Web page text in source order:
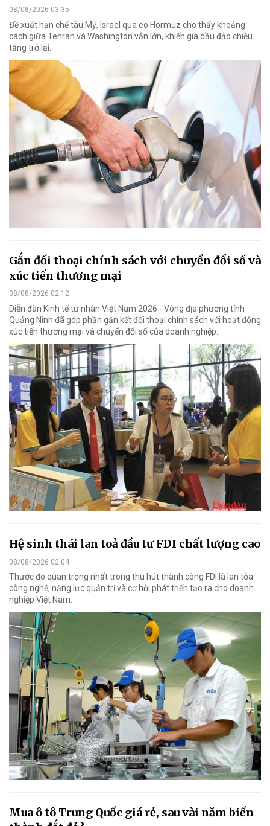
08/08/2026 03:35
Đề xuất hạn chế tàu Mỹ, Israel qua eo Hormuz cho thấy khoảng
cách giữa Tehran và Washington vẫn lớn, khiến giá dầu đảo chiều
tăng trở lại.
Gắn đối thoại chính sách với chuyển đổi số và
xúc tiến thương mại
08/08/2026 02:12
Diễn đàn Kinh tế tư nhân Việt Nam 2026 - Vòng địa phương tỉnh
Quảng Ninh đã góp phần gắn kết đối thoại chính sách với hoạt động
xúc tiến thương mại và chuyển đổi số của doanh nghiệp.
Hệ sinh thái lan toả đầu tư FDI chất lượng cao
08/08/2026 02:04
Thước đo quan trọng nhất trong thu hút thành công FDI là lan tỏa
công nghệ, năng lực quản trị và cơ hội phát triển tạo ra cho doanh
nghiệp Việt Nam.
Mua ô tô Trung Quốc giá rẻ, sau vài năm biến